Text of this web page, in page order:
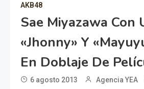
AKB48
Sae Miyazawa Con
«Jhonny» Y
En Doblaje De
6 agosto 2013 Agencia YEA